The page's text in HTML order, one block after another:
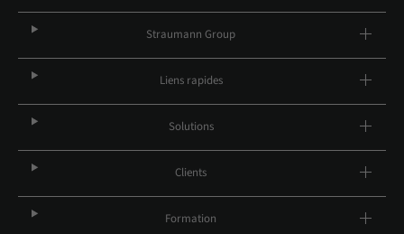
Straumann Group
Liens rapides
Solutions
Clients
Formation